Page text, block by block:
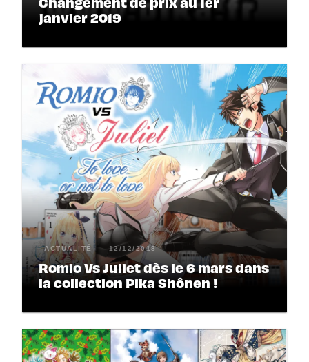
janvier 2019
ACTUALITÉ 12/12/2018
Romio Vs Juliet dès le 6 mars dans
la collection Pika Shônen !